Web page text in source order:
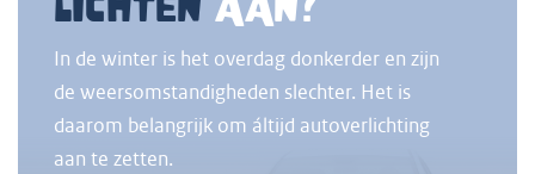
In de winter is het overdag donkerder en zijn
de weersomstandigheden slechter. Het is
daarom belangrijk om áltijd autoverlichting
aan te zetten.